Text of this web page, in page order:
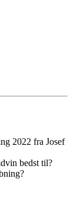
2022 fra Josef
bedst til?